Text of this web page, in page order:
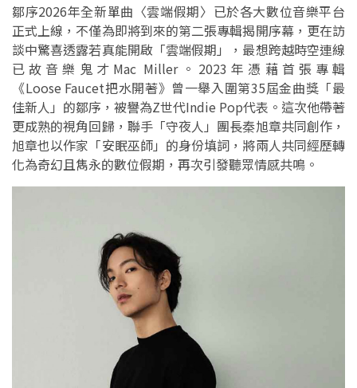
鄒序2026年全新單曲〈雲端假期〉已於各大數位音樂平台
正式上線，不僅為即將到來的第二張專輯揭開序幕，更在訪
談中驚喜透露若真能開啟「雲端假期」，最想跨越時空連線
已故音樂鬼才Mac Miller。2023年憑藉首張專輯
《Loose Faucet把水開著》曾一舉入圍第35屆金曲獎「最
佳新人」的鄒序，被譽為Z世代Indie Pop代表。這次他帶著
更成熟的視角回歸，聯手「守夜人」團長秦旭章共同創作，
旭章也以作家「安眠巫師」的身份填詞，將兩人共同經歷轉
化為奇幻且雋永的數位假期，再次引發聽眾情感共鳴。